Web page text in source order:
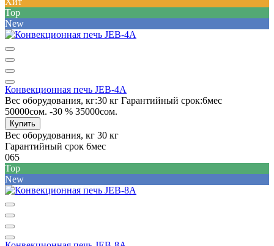
Top
New
Конвекционная печь JEB-4A
Вес оборудования, кг:30 кг Гарантийный срок:6мес
50000сом. -30 % 35000сом.
Купить
Вес оборудования, кг 30 кг
Гарантийный срок 6мес
065
Top
New